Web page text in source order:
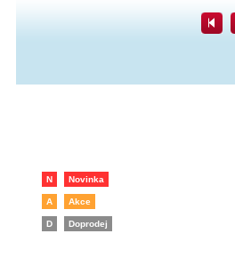
N Novinka
A Akce
D Doprodej